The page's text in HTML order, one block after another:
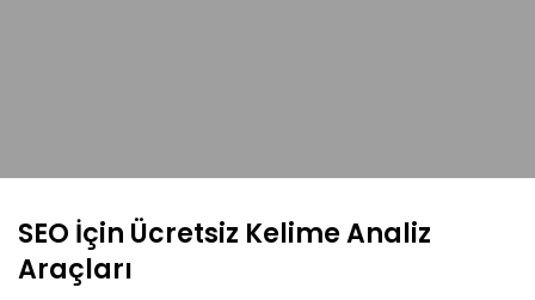
SEO İçin Ücretsiz Kelime Analiz
Araçları